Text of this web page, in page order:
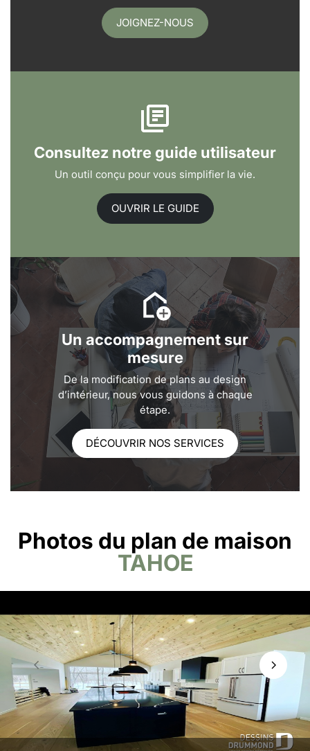
JOIGNEZ-NOUS
Consultez notre guide utilisateur
Un outil conçu pour vous simplifier la vie.
OUVRIR LE GUIDE
Un accompagnement sur
mesure
De la modification de plans au design
d’intérieur, nous vous guidons à chaque
étape.
DÉCOUVRIR NOS SERVICES
Photos du plan de maison
TAHOE